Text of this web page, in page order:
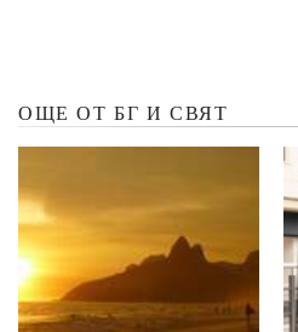
ОЩЕ ОТ БГ И СВЯТ